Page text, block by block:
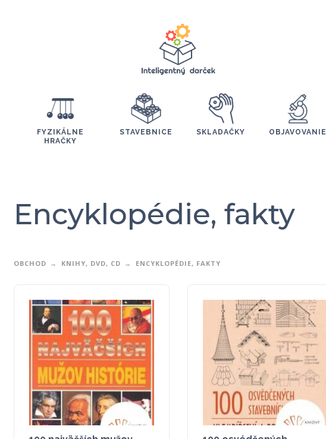
FYZIKÁLNE
HRAČKY
STAVEBNICE SKLADAČKY OBJAVOVANIE
Encyklopédie, fakty
OBCHOD KNIHY, DVD, CD ENCYKLOPÉDIE, FAKTY